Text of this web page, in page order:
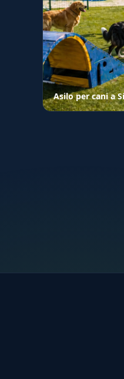
Asilo per cani a